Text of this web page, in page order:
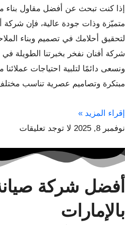
إذا كنت تبحث عن أفضل مقاول
متميّزة وذات جودة عالية، فإن شركة
لتحقيق أحلامك في تصميم وبناء
شركة أفنان نفخر بخبرتنا الطويلة
ونسعى دائمًا لتلبية احتياجات
مبتكرة وتصاميم عصرية تناسب
إقراء المزيد »
نوفمبر 8, 2025
لا توجد تعليقات
أفضل شركة
بالإمارات